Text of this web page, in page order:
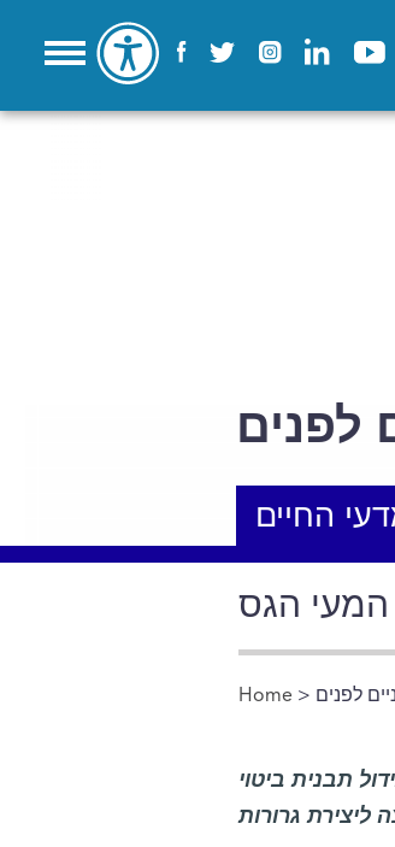
לפנים
החיים
You are here
Home > לפנים
תבנית ביטוי